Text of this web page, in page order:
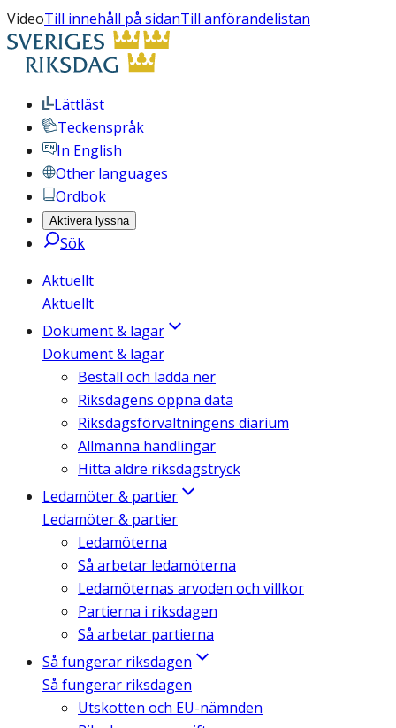
VideoTill innehåll på sidanTill anförandelistan
Lättläst
Teckenspråk
In English
Other languages
Ordbok
Aktivera lyssna
Sök
Aktuellt
Aktuellt
Dokument & lagar
Dokument & lagar
Beställ och ladda ner
Riksdagens öppna data
Riksdagsförvaltningens diarium
Allmänna handlingar
Hitta äldre riksdagstryck
Ledamöter & partier
Ledamöter & partier
Ledamöterna
Så arbetar ledamöterna
Ledamöternas arvoden och villkor
Partierna i riksdagen
Så arbetar partierna
Så fungerar riksdagen
Så fungerar riksdagen
Utskotten och EU-nämnden